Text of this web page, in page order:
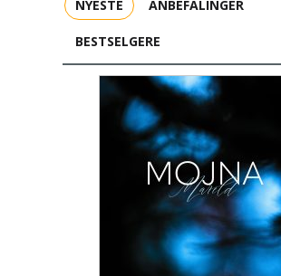
NYESTE ANBEFALINGER
BESTSELGERE